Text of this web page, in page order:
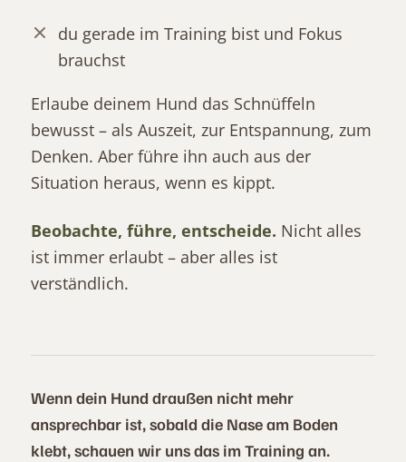
du gerade im Training bist und Fokus
brauchst
Erlaube deinem Hund das Schnüffeln
bewusst – als Auszeit, zur Entspannung, zum
Denken. Aber führe ihn auch aus der
Situation heraus, wenn es kippt.
Beobachte, führe, entscheide. Nicht alles
ist immer erlaubt – aber alles ist
verständlich.
Wenn dein Hund draußen nicht mehr
ansprechbar ist, sobald die Nase am Boden
klebt, schauen wir uns das im Training an.